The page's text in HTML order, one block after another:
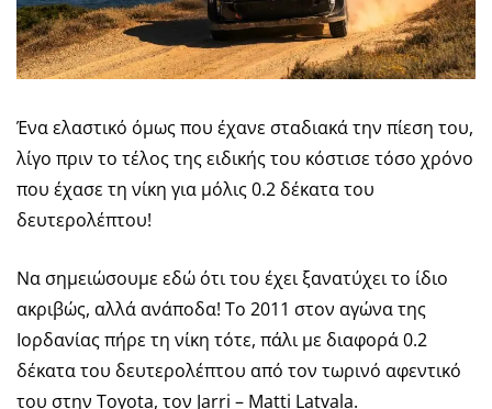
Ένα ελαστικό όμως που έχανε σταδιακά την πίεση του,
λίγο πριν το τέλος της ειδικής του κόστισε τόσο χρόνο
που έχασε τη νίκη για μόλις 0.2 δέκατα του
δευτερολέπτου!
Να σημειώσουμε εδώ ότι του έχει ξανατύχει το ίδιο
ακριβώς, αλλά ανάποδα! Το 2011 στον αγώνα της
Ιορδανίας πήρε τη νίκη τότε, πάλι με διαφορά 0.2
δέκατα του δευτερολέπτου από τον τωρινό αφεντικό
του στην Toyota, τον Jarri – Matti Latvala.